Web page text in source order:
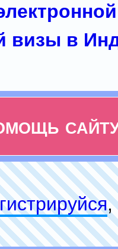
визы в
,